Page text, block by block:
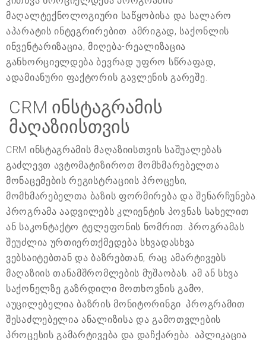
მაღალტექნოლოგიური საწყობისა და სალარო
აპარატის ინტეგრირებით. ამრიგად, საქონლის
ინვენტარიზაცია, მიღება-რეალიზაცია
განხორციელდება ბევრად უფრო სწრაფად,
ადამიანური ფაქტორის გავლენის გარეშე.
CRM ინსტაგრამის
მაღაზიისთვის
CRM ინსტაგრამის მაღაზიისთვის საშუალებას
გაძლევთ ავტომატიზიროთ მომხმარებელთა
მონაცემების რეგისტრაციის პროცესი,
მომხმარებელთა ბაზის ფორმირება და შენარჩუნება.
პროგრამა აადვილებს კლიენტის პოვნას სახელით
ან საკონტაქტო ტელეფონის ნომრით. პროგრამას
შეუძლია ურთიერთქმედება სხვადასხვა
ვებსაიტებთან და ბაზრებთან, რაც ამარტივებს
მაღაზიის თანამშრომლების მუშაობას. ამ ან სხვა
საქონელზე გაზრდილი მოთხოვნის გამო,
აუცილებელია ბაზრის მონიტორინგი. პროგრამით
შესაძლებელია ანალიზისა და გამოთვლების
პროცესის გამარტივება და დაჩქარება. აპლიკაცია